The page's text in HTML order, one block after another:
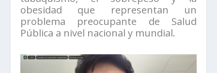
obesidad que representan un
problema preocupante de Salud
Pública a nivel nacional y mundial.